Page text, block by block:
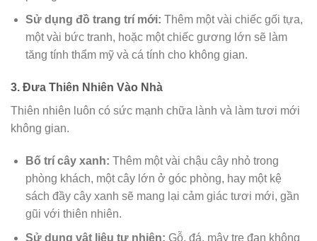
Sử dụng đồ trang trí mới: Thêm một vài chiếc gối tựa,
một vài bức tranh, hoặc một chiếc gương lớn sẽ làm
tăng tính thẩm mỹ và cá tính cho không gian.
3. Đưa Thiên Nhiên Vào Nhà
Thiên nhiên luôn có sức mạnh chữa lành và làm tươi mới
không gian.
Bố trí cây xanh: Thêm một vài chậu cây nhỏ trong
phòng khách, một cây lớn ở góc phòng, hay một kệ
sách đầy cây xanh sẽ mang lại cảm giác tươi mới, gần
gũi với thiên nhiên.
Sử dụng vật liệu tự nhiên: Gỗ, đá, mây tre đan không